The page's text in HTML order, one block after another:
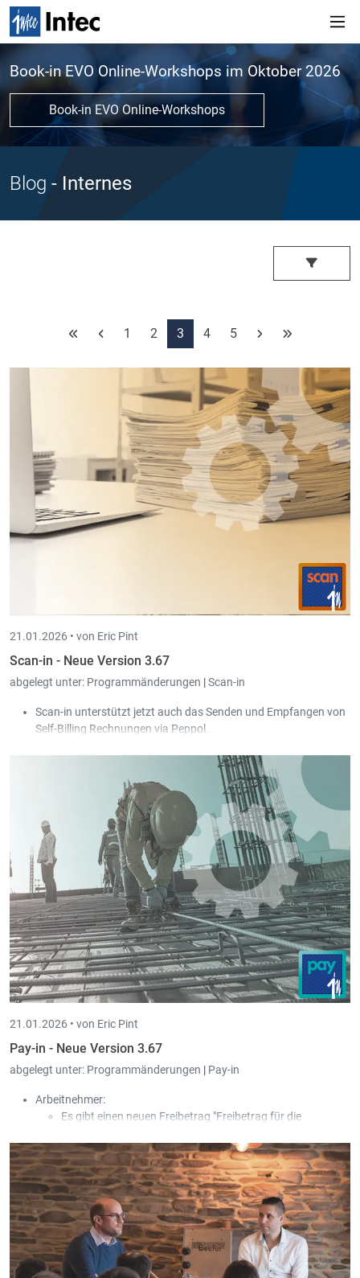
Book-in EVO Online-Workshops im Oktober 2026
Book-in EVO Online-Workshops
Blog - Internes
1 2 3 4 5
21.01.2026 • von Eric Pint
Scan-in - Neue Version 3.67
abgelegt unter: Programmänderungen |Scan-in
Scan-in unterstützt jetzt auch das Senden und Empfangen von
Self-Billing Rechnungen via Peppol.
Neue Kolonne in der Dokumentliste die die Herkunft des
Dokumentes angibt (z.B. ob importiert, per E-Mail, per Peppol
21.01.2026 • von Eric Pint
Pay-in - Neue Version 3.67
abgelegt unter: Programmänderungen | Pay-in
Arbeitnehmer:
Es gibt einen neuen Freibetrag "Freibetrag für die
Arbeitnehmer definiert werden kann und anhand der
Lohnart AMVP gebucht wird.
Der Import vom Arbeitnehmer wurde um den neuen
Freibetrag, durch eine zusätzliche Kolonne, erweitert.